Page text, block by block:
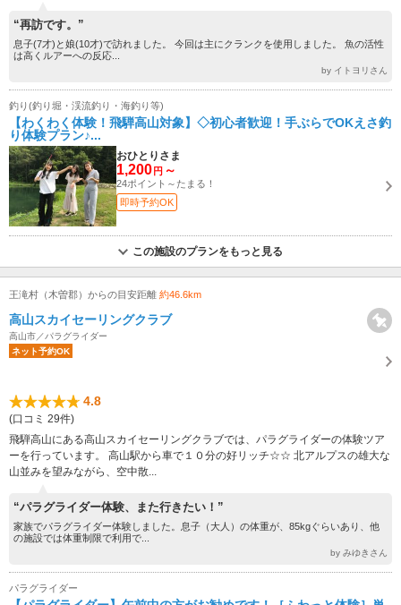
“再訪です。”
息子(7才)と娘(10才)で訪れました。 今回は主にクランクを使用しました。 魚の活性
は高くルアーへの反応...
by イトヨリさん
釣り(釣り堀・渓流釣り・海釣り等)
【わくわく体験！飛騨高山対象】◇初心者歓迎！手ぶらでOKえさ釣
り体験プラン♪...
おひとりさま
1,200 円 ～
24ポイント～たまる！
即時予約OK
この施設のプランをもっと見る
王滝村（木曽郡）からの目安距離 約46.6km
高山スカイセーリングクラブ
高山市／パラグライダー
ネット予約OK
4.8
(口コミ 29件)
飛騨高山にある高山スカイセーリングクラブでは、パラグライダーの体験ツア
ーを行っています。 高山駅から車で１０分の好リッチ☆☆ 北アルプスの雄大な
山並みを望みながら、空中散...
“パラグライダー体験、また行きたい！”
家族でパラグライダー体験しました。息子（大人）の体重が、85kgぐらいあり、他
の施設では体重制限で利用で...
by みゆきさん
パラグライダー